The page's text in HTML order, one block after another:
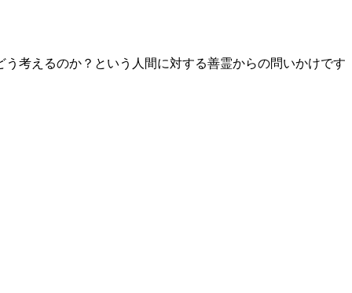
考えるのか？という人間に対する善霊からの問いかけです